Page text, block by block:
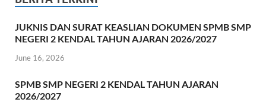
JUKNIS DAN SURAT KEASLIAN DOKUMEN SPMB SMP
NEGERI 2 KENDAL TAHUN AJARAN 2026/2027
June 16, 2026
SPMB SMP NEGERI 2 KENDAL TAHUN AJARAN
2026/2027